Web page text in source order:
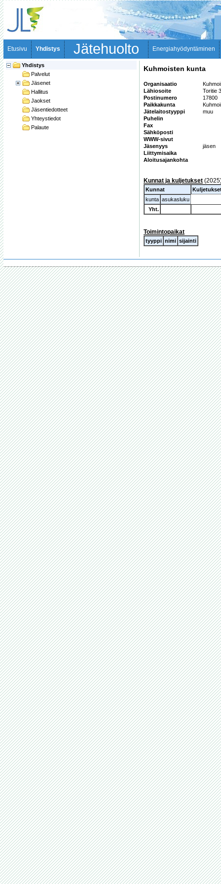
Etusivu Yhdistys Jätehuolto Energiahyödyntäminen
Yhdistys
Palvelut
Jäsenet
Hallitus
Jaokset
Jäsentiedotteet
Yhteystiedot
Palaute
Kuhmoisten kunta
Organisaatio
Lähiosoite
Toritie
Postinumero
17800
Paikkakunta
Jätelaitostyyppi
muu
Puhelin
Fax
Sähköposti
WWW-sivut
Jäsenyys
jäsen
Liittymisaika
Aloitusajankohta
Kunnat ja kuljetukset
Kunnat
kunta asukasluku
Yht.
Toimintopaikat
tyyppi nimi sijainti